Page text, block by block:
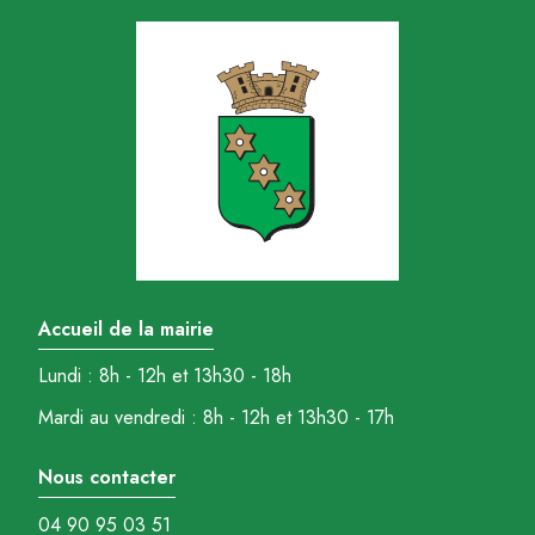
Accueil de la mairie
Lundi : 8h - 12h et 13h30 - 18h
Mardi au vendredi : 8h - 12h et 13h30 - 17h
Nous contacter
04 90 95 03 51